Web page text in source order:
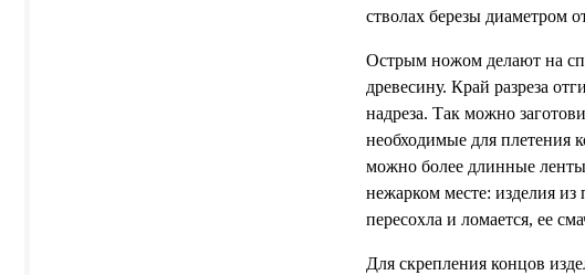
стволах березы диаметром
Острым ножом делают на
древесину. Край разреза
надреза. Так можно
необходимые для плетения
можно более длинные
нежарком месте: изделия
пересохла и ломается, ее
Для скрепления концов